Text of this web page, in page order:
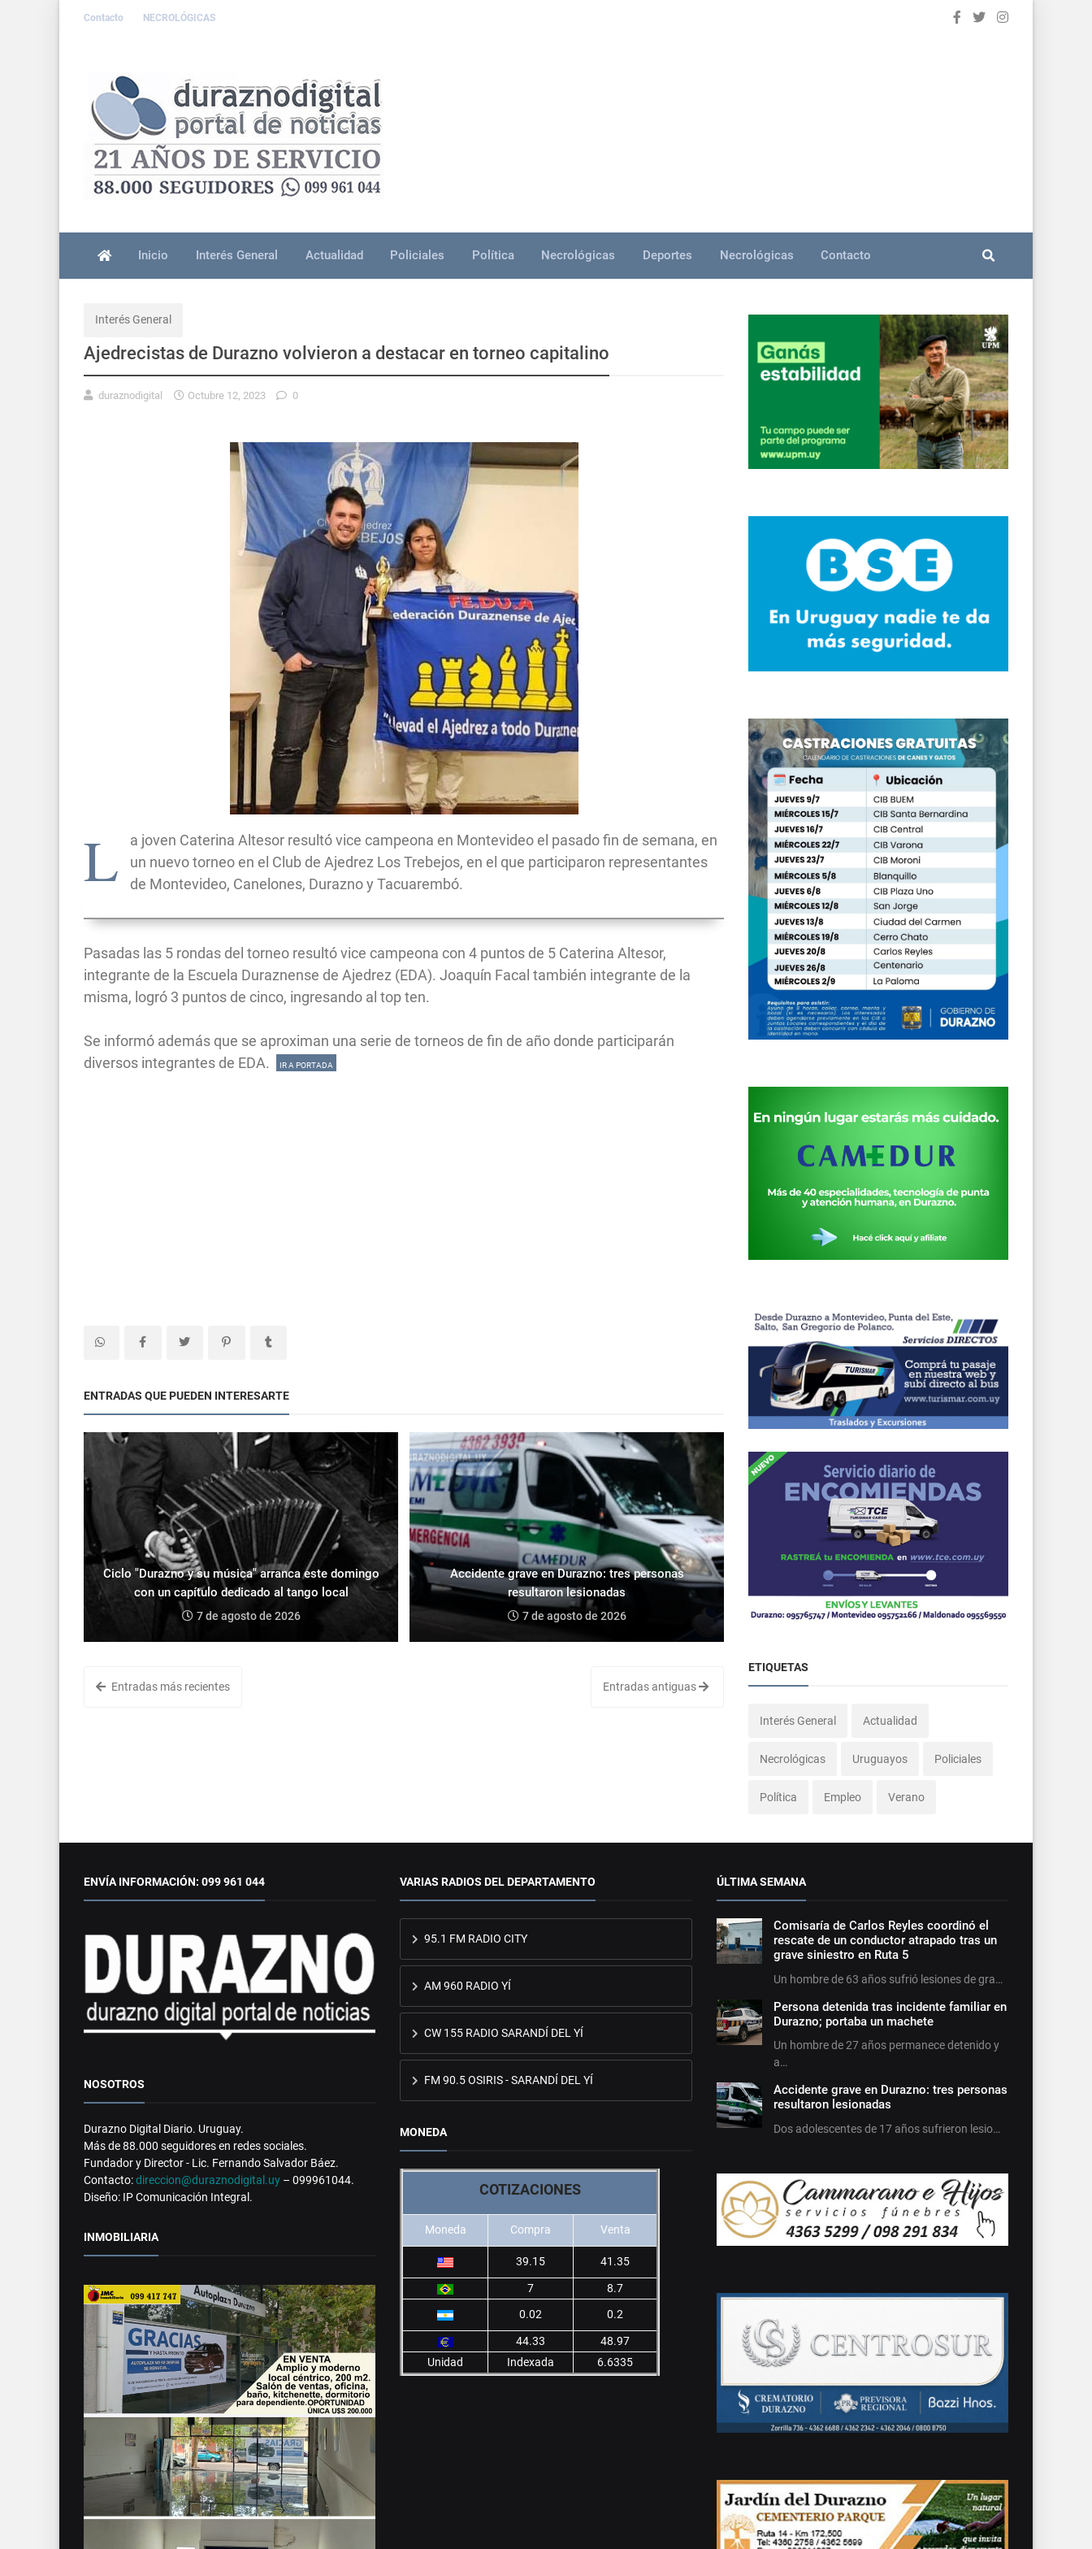
Contacto NECROLÓGICAS
Inicio Interés General Actualidad Policiales Política Necrológicas Deportes Necrológicas Contacto
Interés General
Ajedrecistas de Durazno volvieron a destacar en torneo capitalino
duraznodigital Octubre 12, 2023 0
L
a joven Caterina Altesor resultó vice campeona en Montevideo el pasado fin de semana, en
un nuevo torneo en el Club de Ajedrez Los Trebejos, en el que participaron representantes
de Montevideo, Canelones, Durazno y Tacuarembó.
Pasadas las 5 rondas del torneo resultó vice campeona con 4 puntos de 5 Caterina Altesor,
integrante de la Escuela Duraznense de Ajedrez (EDA). Joaquín Facal también integrante de la
misma, logró 3 puntos de cinco, ingresando al top ten.
Se informó además que se aproximan una serie de torneos de fin de año donde participarán
diversos integrantes de EDA.
IR A PORTADA
ENTRADAS QUE PUEDEN INTERESARTE
Ciclo "Durazno y su música" arranca este domingo
con un capítulo dedicado al tango local
7 de agosto de 2026
Accidente grave en Durazno: tres personas
resultaron lesionadas
7 de agosto de 2026
Entradas más recientes Entradas antiguas
ETIQUETAS
Interés General Actualidad
Necrológicas Uruguayos Policiales
Política Empleo Verano
ENVÍA INFORMACIÓN: 099 961 044
NOSOTROS
Durazno Digital Diario. Uruguay.
Más de 88.000 seguidores en redes sociales.
Fundador y Director - Lic. Fernando Salvador Báez.
Contacto:direccion@duraznodigital.uy – 099961044.
Diseño: IP Comunicación Integral.
INMOBILIARIA
VARIAS RADIOS DEL DEPARTAMENTO
95.1 FM RADIO CITY
AM 960 RADIO YÍ
CW 155 RADIO SARANDÍ DEL YÍ
FM 90.5 OSIRIS - SARANDÍ DEL YÍ
MONEDA
COTIZACIONES
Moneda Compra Venta
39.15 41.35
7
8.7
0.02
0.2
44.33
48.97
Unidad
Indexada 6.6335
ÚLTIMA SEMANA
Comisaría de Carlos Reyles coordinó el
rescate de un conductor atrapado tras un
grave siniestro en Ruta 5
Un hombre de 63 años sufrió lesiones de gra…
Persona detenida tras incidente familiar en
Durazno; portaba un machete
Un hombre de 27 años permanece detenido y
a…
Accidente grave en Durazno: tres personas
resultaron lesionadas
Dos adolescentes de 17 años sufrieron lesio…